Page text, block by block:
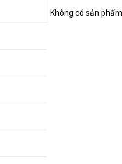
Không có sản